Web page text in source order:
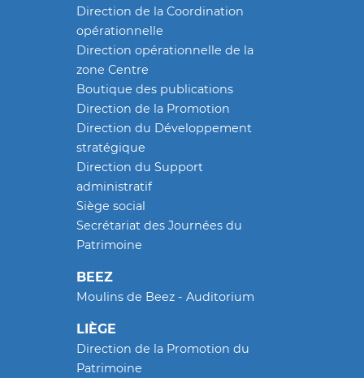
Direction de la Coordination
opérationnelle
Direction opérationnelle de la
zone Centre
Boutique des publications
Direction de la Promotion
Direction du Développement
stratégique
Direction du Support
administratif
Siège social
Secrétariat des Journées du
Patrimoine
BEEZ
Moulins de Beez - Auditorium
LIÈGE
Direction de la Promotion du
Patrimoine